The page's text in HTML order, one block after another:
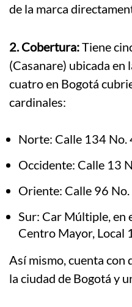
de la marca
2. Cobertura:Tiene
(Casanare) ubicada
cuatro en Bogotá
cardinales:
Norte: Calle 134 No.
Occidente: Calle 13
Oriente: Calle 96
Sur: Car Múltiple, en
Centro Mayor, Local
Así mismo, cuenta con
la ciudad de Bogotá y